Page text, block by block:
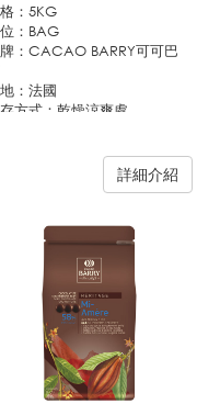
：5KG
：BAG
：CACAO BARRY可可巴
：法國
方式：乾燥涼爽處
詳細介紹